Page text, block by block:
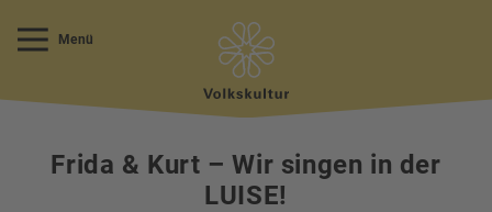
Menü
Frida & Kurt – Wir singen in der
LUISE!